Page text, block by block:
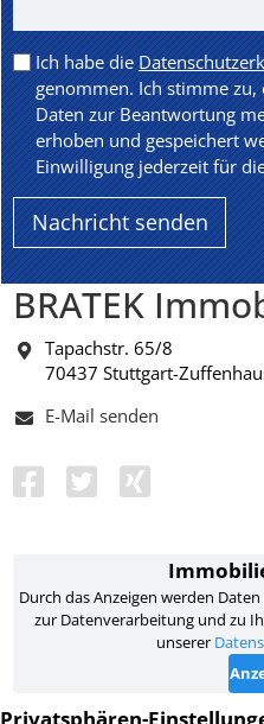
Ich habe die
genommen. Ich stimme zu,
Daten zur Beantwortung
erhoben und gespeichert
Einwilligung jederzeit für
BRATEK
Tapachstr. 65/8
70437 Stuttgart-
E-Mail senden